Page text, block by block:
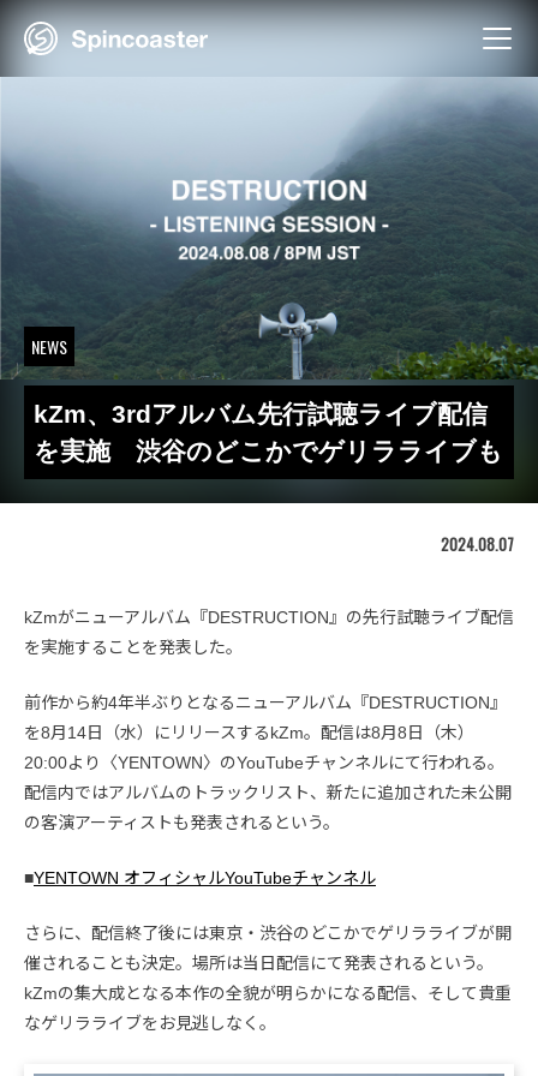
Skip
NEWS
kZm、3rdアルバム先行試聴ライブ配信
を実施 渋谷のどこかでゲリラライブも
2024.08.07
kZmがニューアルバム『DESTRUCTION』の先行試聴ライブ配信
を実施することを発表した。
前作から約4年半ぶりとなるニューアルバム『DESTRUCTION』
を8月14日（水）にリリースするkZm。配信は8月8日（木）
20:00より〈YENTOWN〉のYouTubeチャンネルにて行われる。
配信内ではアルバムのトラックリスト、新たに追加された未公開
の客演アーティストも発表されるという。
■YENTOWN オフィシャルYouTubeチャンネル
さらに、配信終了後には東京・渋谷のどこかでゲリラライブが開
催されることも決定。場所は当日配信にて発表されるという。
kZmの集大成となる本作の全貌が明らかになる配信、そして貴重
なゲリラライブをお見逃しなく。